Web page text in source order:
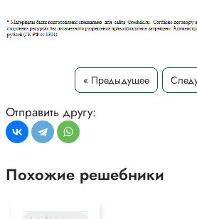
« Предыдущее
Отправить другу:
Похожие решебники